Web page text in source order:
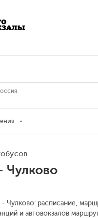
Чулково: расписание,
и автовокзалов